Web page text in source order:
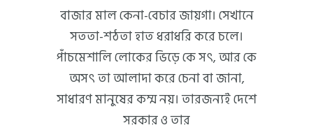
বাজার মাল কেনা-বেচার জায়গা। সেখানে
সততা-শঠতা হাত ধরাধরি করে চলে।
পাঁচমেশালি লোকের ভিড়ে কে সৎ, আর কে
অসৎ তা আলাদা করে চেনা বা জানা,
সাধারণ মানুষের কম্ম নয়। তারজন্যই দেশে
সরকার ও তার